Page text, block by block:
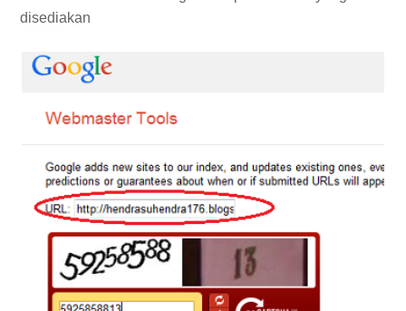
disediakan